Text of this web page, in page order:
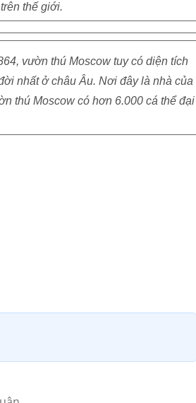
thế giới.
vườn thú Moscow tuy có diện tích
nhất ở châu Âu. Nơi đây là nhà của
thú Moscow có hơn 6.000 cá thể đại